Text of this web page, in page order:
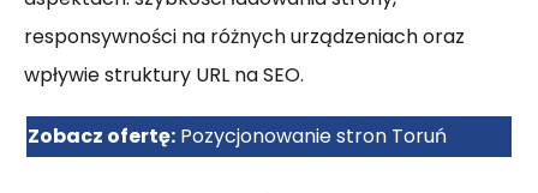
responsywności na różnych urządzeniach oraz
wpływie struktury URL na SEO.
Zobacz ofertę: Pozycjonowanie stron Toruń